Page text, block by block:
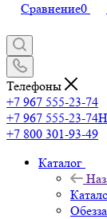
Сравнение0
Телефоны
+7 967 555-23-74
+7 967 555-23-74
+7 800 301-93-49
Каталог